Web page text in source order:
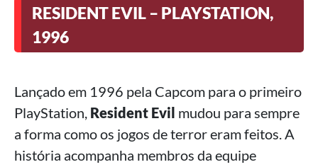
RESIDENT EVIL – PLAYSTATION,
1996
Lançado em 1996 pela Capcom para o primeiro
PlayStation, Resident Evil mudou para sempre
a forma como os jogos de terror eram feitos. A
história acompanha membros da equipe